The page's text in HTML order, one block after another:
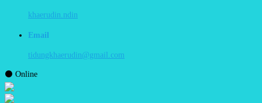
khaerudin.ndin
Email
tidungkhaerudin@gmail.com
⚫ Online